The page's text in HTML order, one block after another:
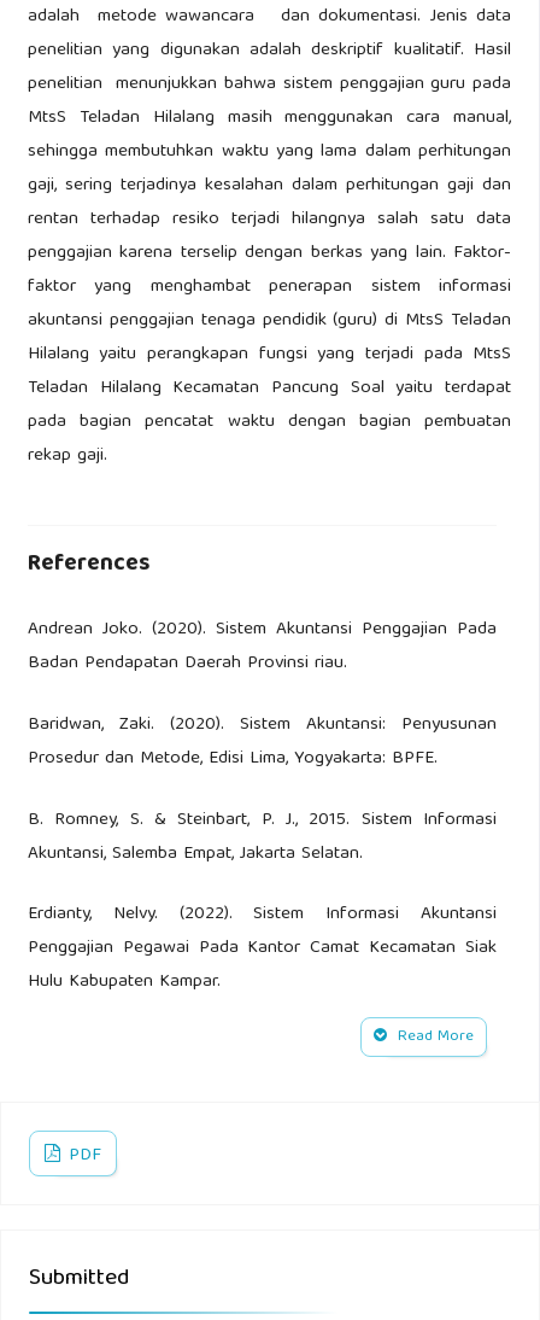
adalah metode wawancara dan dokumentasi. Jenis data
penelitian yang digunakan adalah deskriptif kualitatif. Hasil
penelitian menunjukkan bahwa sistem penggajian guru pada
MtsS Teladan Hilalang masih menggunakan cara manual,
sehingga membutuhkan waktu yang lama dalam perhitungan
gaji, sering terjadinya kesalahan dalam perhitungan gaji dan
rentan terhadap resiko terjadi hilangnya salah satu data
penggajian karena terselip dengan berkas yang lain. Faktor-
faktor yang menghambat penerapan sistem informasi
akuntansi penggajian tenaga pendidik (guru) di MtsS Teladan
Hilalang yaitu perangkapan fungsi yang terjadi pada MtsS
Teladan Hilalang Kecamatan Pancung Soal yaitu terdapat
pada bagian pencatat waktu dengan bagian pembuatan
rekap gaji.
References
Andrean Joko. (2020). Sistem Akuntansi Penggajian Pada
Badan Pendapatan Daerah Provinsi riau.
Baridwan, Zaki. (2020). Sistem Akuntansi: Penyusunan
Prosedur dan Metode, Edisi Lima, Yogyakarta: BPFE.
B. Romney, S. & Steinbart, P. J., 2015. Sistem Informasi
Akuntansi, Salemba Empat, Jakarta Selatan.
Erdianty, Nelvy. (2022). Sistem Informasi Akuntansi
Penggajian Pegawai Pada Kantor Camat Kecamatan Siak
Hulu Kabupaten Kampar.
Hanggara, Dr. Agie. 2019. Pengantar Akuntansi, Jakad
Krismiaji. 2015. Sistem Informasi Akuntansi. Edisi Keempat.
Sekolah Tinggi IlmuManajemen YKPN. Yogyakarta
Penggajian dan Pengendalian Internal Penggajian Terhadap
Read More
PDF
Submitted